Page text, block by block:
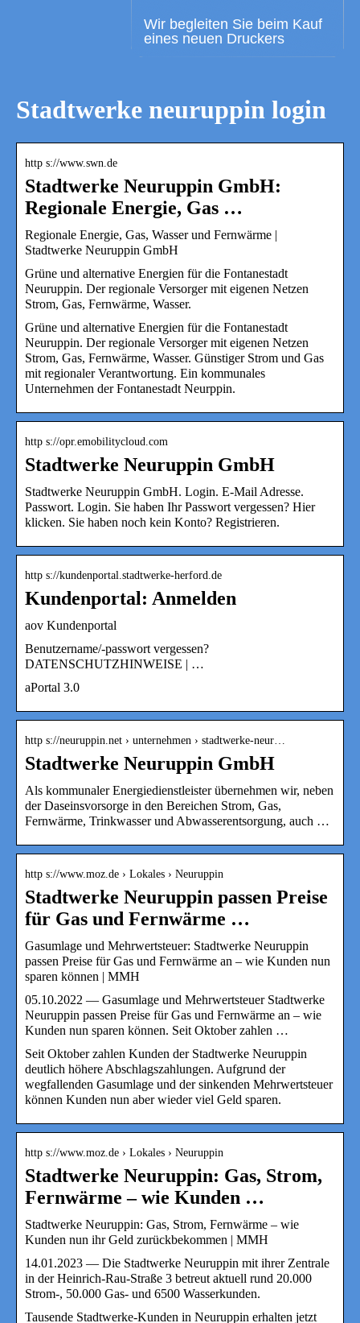
Wir begleiten Sie beim Kauf
eines neuen Druckers
Stadtwerke neuruppin login
http s://www.swn.de
Stadtwerke Neuruppin GmbH:
Regionale Energie, Gas …
Regionale Energie, Gas, Wasser und Fernwärme |
Stadtwerke Neuruppin GmbH
Grüne und alternative Energien für die Fontanestadt
Neuruppin. Der regionale Versorger mit eigenen Netzen
Strom, Gas, Fernwärme, Wasser.
Grüne und alternative Energien für die Fontanestadt
Neuruppin. Der regionale Versorger mit eigenen Netzen
Strom, Gas, Fernwärme, Wasser. Günstiger Strom und Gas
mit regionaler Verantwortung. Ein kommunales
Unternehmen der Fontanestadt Neurppin.
http s://opr.emobilitycloud.com
Stadtwerke Neuruppin GmbH
Stadtwerke Neuruppin GmbH. Login. E-Mail Adresse.
Passwort. Login. Sie haben Ihr Passwort vergessen? Hier
klicken. Sie haben noch kein Konto? Registrieren.
http s://kundenportal.stadtwerke-herford.de
Kundenportal: Anmelden
aov Kundenportal
Benutzername/-passwort vergessen?
DATENSCHUTZHINWEISE | …
aPortal 3.0
http s://neuruppin.net › unternehmen › stadtwerke-neur…
Stadtwerke Neuruppin GmbH
Als kommunaler Energiedienstleister übernehmen wir, neben
der Daseinsvorsorge in den Bereichen Strom, Gas,
Fernwärme, Trinkwasser und Abwasserentsorgung, auch …
http s://www.moz.de › Lokales › Neuruppin
Stadtwerke Neuruppin passen Preise
für Gas und Fernwärme …
Gasumlage und Mehrwertsteuer: Stadtwerke Neuruppin
passen Preise für Gas und Fernwärme an – wie Kunden nun
sparen können | MMH
05.10.2022 — Gasumlage und Mehrwertsteuer Stadtwerke
Neuruppin passen Preise für Gas und Fernwärme an – wie
Kunden nun sparen können. Seit Oktober zahlen …
Seit Oktober zahlen Kunden der Stadtwerke Neuruppin
deutlich höhere Abschlagszahlungen. Aufgrund der
wegfallenden Gasumlage und der sinkenden Mehrwertsteuer
können Kunden nun aber wieder viel Geld sparen.
http s://www.moz.de › Lokales › Neuruppin
Stadtwerke Neuruppin: Gas, Strom,
Fernwärme – wie Kunden …
Stadtwerke Neuruppin: Gas, Strom, Fernwärme – wie
Kunden nun ihr Geld zurückbekommen | MMH
14.01.2023 — Die Stadtwerke Neuruppin mit ihrer Zentrale
in der Heinrich-Rau-Straße 3 betreut aktuell rund 20.000
Strom-, 50.000 Gas- und 6500 Wasserkunden.
Tausende Stadtwerke-Kunden in Neuruppin erhalten jetzt